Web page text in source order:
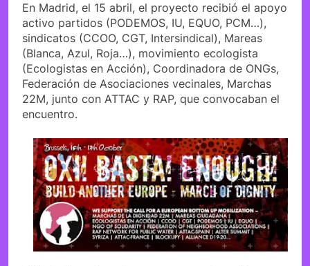
En Madrid, el 15 abril, el proyecto recibió el apoyo
activo partidos (PODEMOS, IU, EQUO, PCM…),
sindicatos (CCOO, CGT, Intersindical), Mareas
(Blanca, Azul, Roja…), movimiento ecologista
(Ecologistas en Acción), Coordinadora de ONGs,
Federación de Asociaciones vecinales, Marchas
22M, junto con ATTAC y RAP, que convocaban el
encuentro.